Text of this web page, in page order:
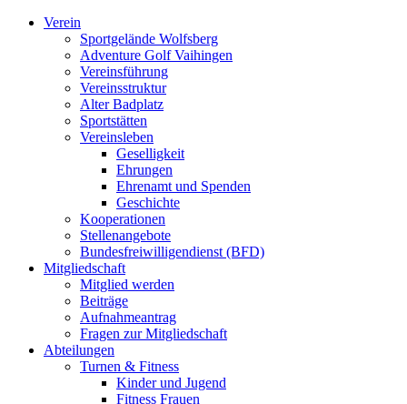
Verein
Sportgelände Wolfsberg
Adventure Golf Vaihingen
Vereinsführung
Vereinsstruktur
Alter Badplatz
Sportstätten
Vereinsleben
Geselligkeit
Ehrungen
Ehrenamt und Spenden
Geschichte
Kooperationen
Stellenangebote
Bundesfreiwilligendienst (BFD)
Mitgliedschaft
Mitglied werden
Beiträge
Aufnahmeantrag
Fragen zur Mitgliedschaft
Abteilungen
Turnen & Fitness
Kinder und Jugend
Fitness Frauen